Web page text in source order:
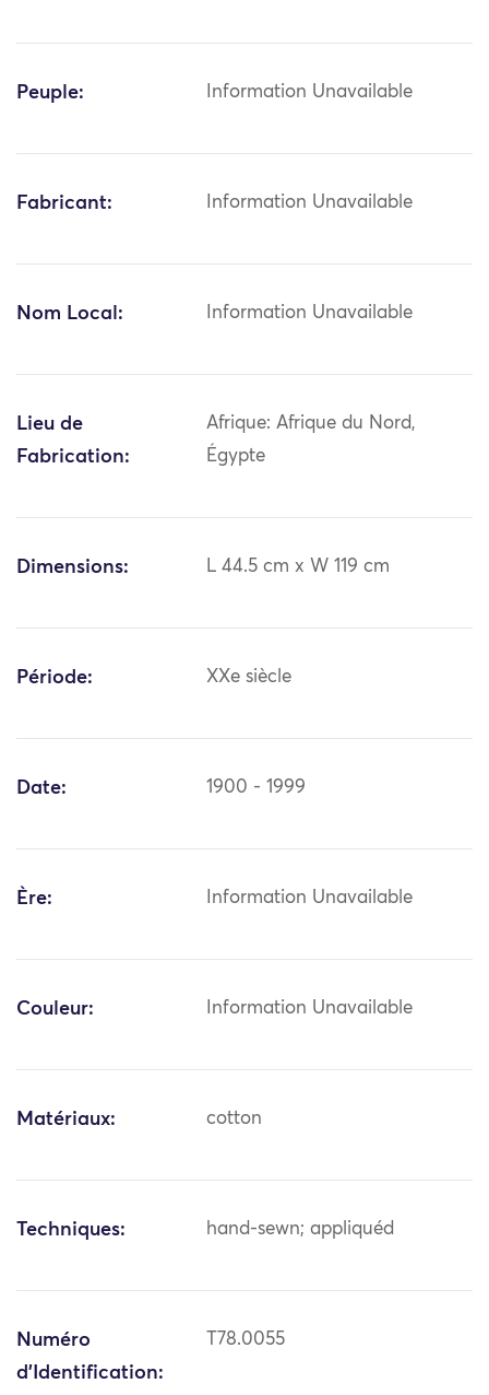
Peuple: Information Unavailable
Fabricant: Information Unavailable
Nom Local: Information Unavailable
Lieu de
Fabrication:
Afrique: Afrique du Nord,
Égypte
Dimensions: L 44.5 cm x W 119 cm
Période: XXe siècle
Date: 1900 - 1999
Ère: Information Unavailable
Couleur: Information Unavailable
Matériaux: cotton
Techniques: hand-sewn; appliquéd
Numéro
d'Identification:
T78.0055